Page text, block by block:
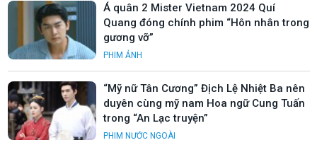
Á quân 2 Mister Vietnam 2024 Quí
Quang đóng chính phim “Hôn nhân trong
gương vỡ”
PHIM ẢNH
“Mỹ nữ Tân Cương” Địch Lệ Nhiệt Ba nên
duyên cùng mỹ nam Hoa ngữ Cung Tuấn
trong “An Lạc truyện”
PHIM NƯỚC NGOÀI